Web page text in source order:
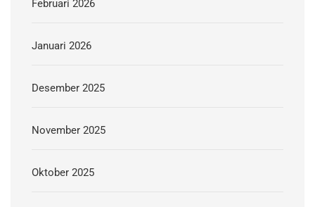
Februari 2026
Januari 2026
Desember 2025
November 2025
Oktober 2025